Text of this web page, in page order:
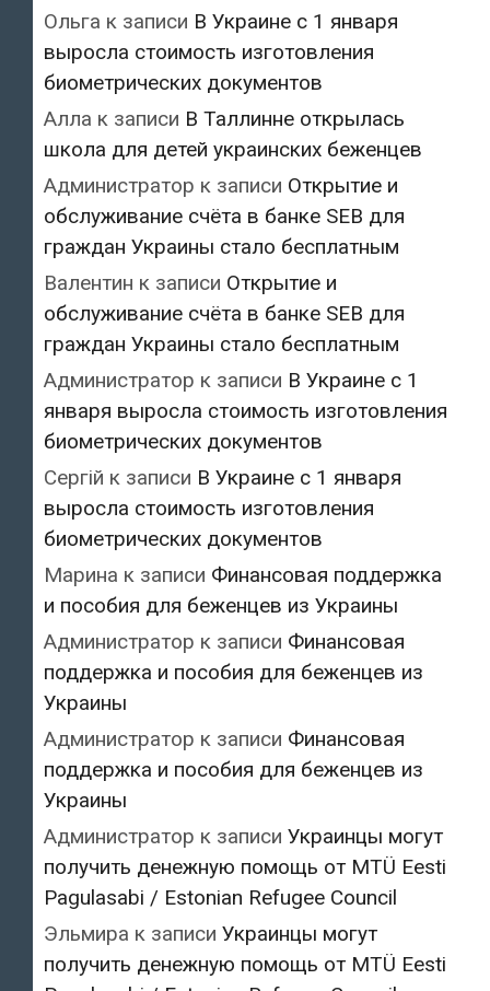
Ольга к записи В Украине с 1 января
выросла стоимость изготовления
биометрических документов
Алла к записи В Таллинне открылась
школа для детей украинских беженцев
Администратор к записи Открытие и
обслуживание счёта в банке SEB для
граждан Украины стало бесплатным
Валентин к записи Открытие и
обслуживание счёта в банке SEB для
граждан Украины стало бесплатным
Администратор к записи В Украине с 1
января выросла стоимость изготовления
биометрических документов
Сергій к записи В Украине с 1 января
выросла стоимость изготовления
биометрических документов
Марина к записи Финансовая поддержка
и пособия для беженцев из Украины
Администратор к записи Финансовая
поддержка и пособия для беженцев из
Украины
Администратор к записи Финансовая
поддержка и пособия для беженцев из
Украины
Администратор к записи Украинцы могут
получить денежную помощь от MTÜ Eesti
Pagulasabi / Estonian Refugee Council
Эльмира к записи Украинцы могут
получить денежную помощь от MTÜ Eesti